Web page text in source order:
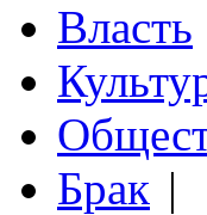
Власть
Брак |